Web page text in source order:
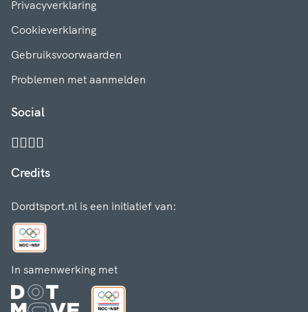
Privacyverklaring
Cookieverklaring
Gebruiksvoorwaarden
Problemen met aanmelden
Social
Credits
Dordtsport.nl is een initiatief van:
In samenwerking met